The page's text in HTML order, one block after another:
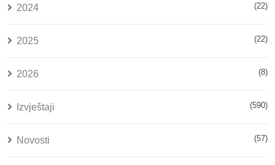
2024 (22)
2025 (22)
2026 (8)
Izvještaji (590)
Novosti (57)